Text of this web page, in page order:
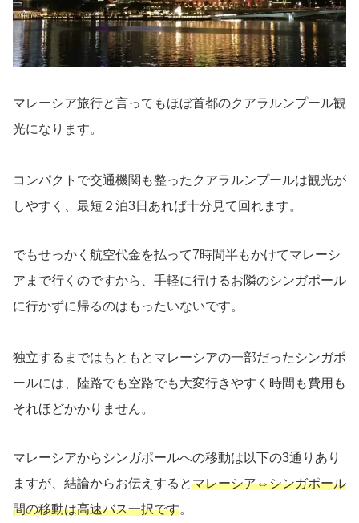
マレーシア旅行と言ってもほぼ首都のクアラルンプール観
光になります。
コンパクトで交通機関も整ったクアラルンプールは観光が
しやすく、最短２泊3日あれば十分見て回れます。
でもせっかく航空代金を払って7時間半もかけてマレーシ
アまで行くのですから、手軽に行けるお隣のシンガポール
に行かずに帰るのはもったいないです。
独立するまではもともとマレーシアの一部だったシンガポ
ールには、陸路でも空路でも大変行きやすく時間も費用も
それほどかかりません。
マレーシアからシンガポールへの移動は以下の3通りあり
ますが、結論からお伝えするとマレーシア⇔シンガポール
間の移動は高速バス一択です。